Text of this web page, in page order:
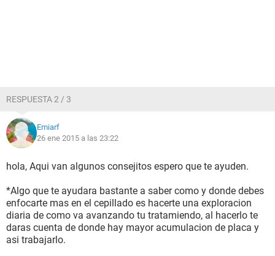
RESPUESTA 2 / 3
Emiarf
26 ene 2015 a las 23:22
hola, Aqui van algunos consejitos espero que te ayuden.
*Algo que te ayudara bastante a saber como y donde debes
enfocarte mas en el cepillado es hacerte una exploracion
diaria de como va avanzando tu tratamiendo, al hacerlo te
daras cuenta de donde hay mayor acumulacion de placa y
asi trabajarlo.